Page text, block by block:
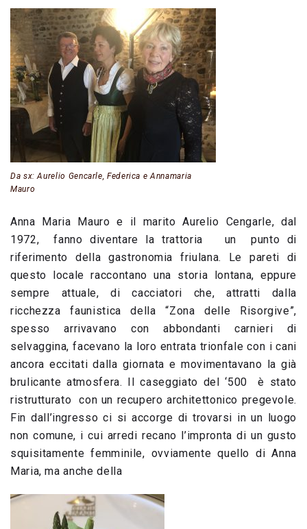
Da sx: Aurelio Gencarle, Federica e Annamaria
Mauro
Anna Maria Mauro e il marito Aurelio Cengarle, dal
1972, fanno diventare la trattoria un punto di
riferimento della gastronomia friulana. Le pareti di
questo locale raccontano una storia lontana, eppure
sempre attuale, di cacciatori che, attratti dalla
ricchezza faunistica della “Zona delle Risorgive”,
spesso arrivavano con abbondanti carnieri di
selvaggina, facevano la loro entrata trionfale con i cani
ancora eccitati dalla giornata e movimentavano la già
brulicante atmosfera. Il caseggiato del ‘500 è stato
ristrutturato con un recupero architettonico pregevole.
Fin dall’ingresso ci si accorge di trovarsi in un luogo
non comune, i cui arredi recano l’impronta di un gusto
squisitamente femminile, ovviamente quello di Anna
Maria, ma anche della